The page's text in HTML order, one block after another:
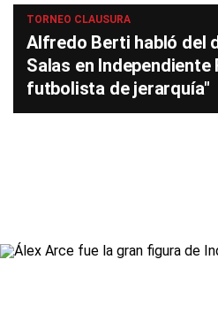
TORNEO CLAUSURA
Alfredo Berti habló del
Salas en Independiente
futbolista de jerarquía"